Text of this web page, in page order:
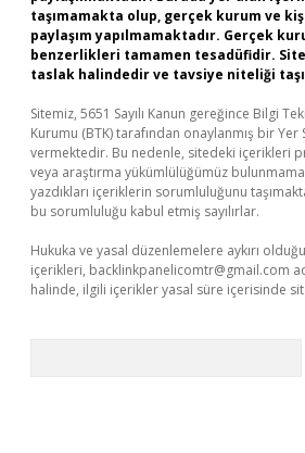
taşımamakta olup, gerçek kurum ve
paylaşım yapılmamaktadır. Gerçek
benzerlikleri tamamen tesadüfidir.
taslak halindedir ve tavsiye niteliği
Sitemiz, 5651 Sayılı Kanun gereğince Bilgi
Kurumu (BTK) tarafından onaylanmış bir Yer
vermektedir. Bu nedenle, sitedeki içerikleri
veya araştırma yükümlülüğümüz
yazdıkları içeriklerin sorumluluğunu
bu sorumluluğu kabul etmiş sayılırlar.
Hukuka ve yasal düzenlemelere aykırı
içerikleri, backlinkpanelicomtr@gmail.com
halinde, ilgili içerikler yasal süre içerisinde